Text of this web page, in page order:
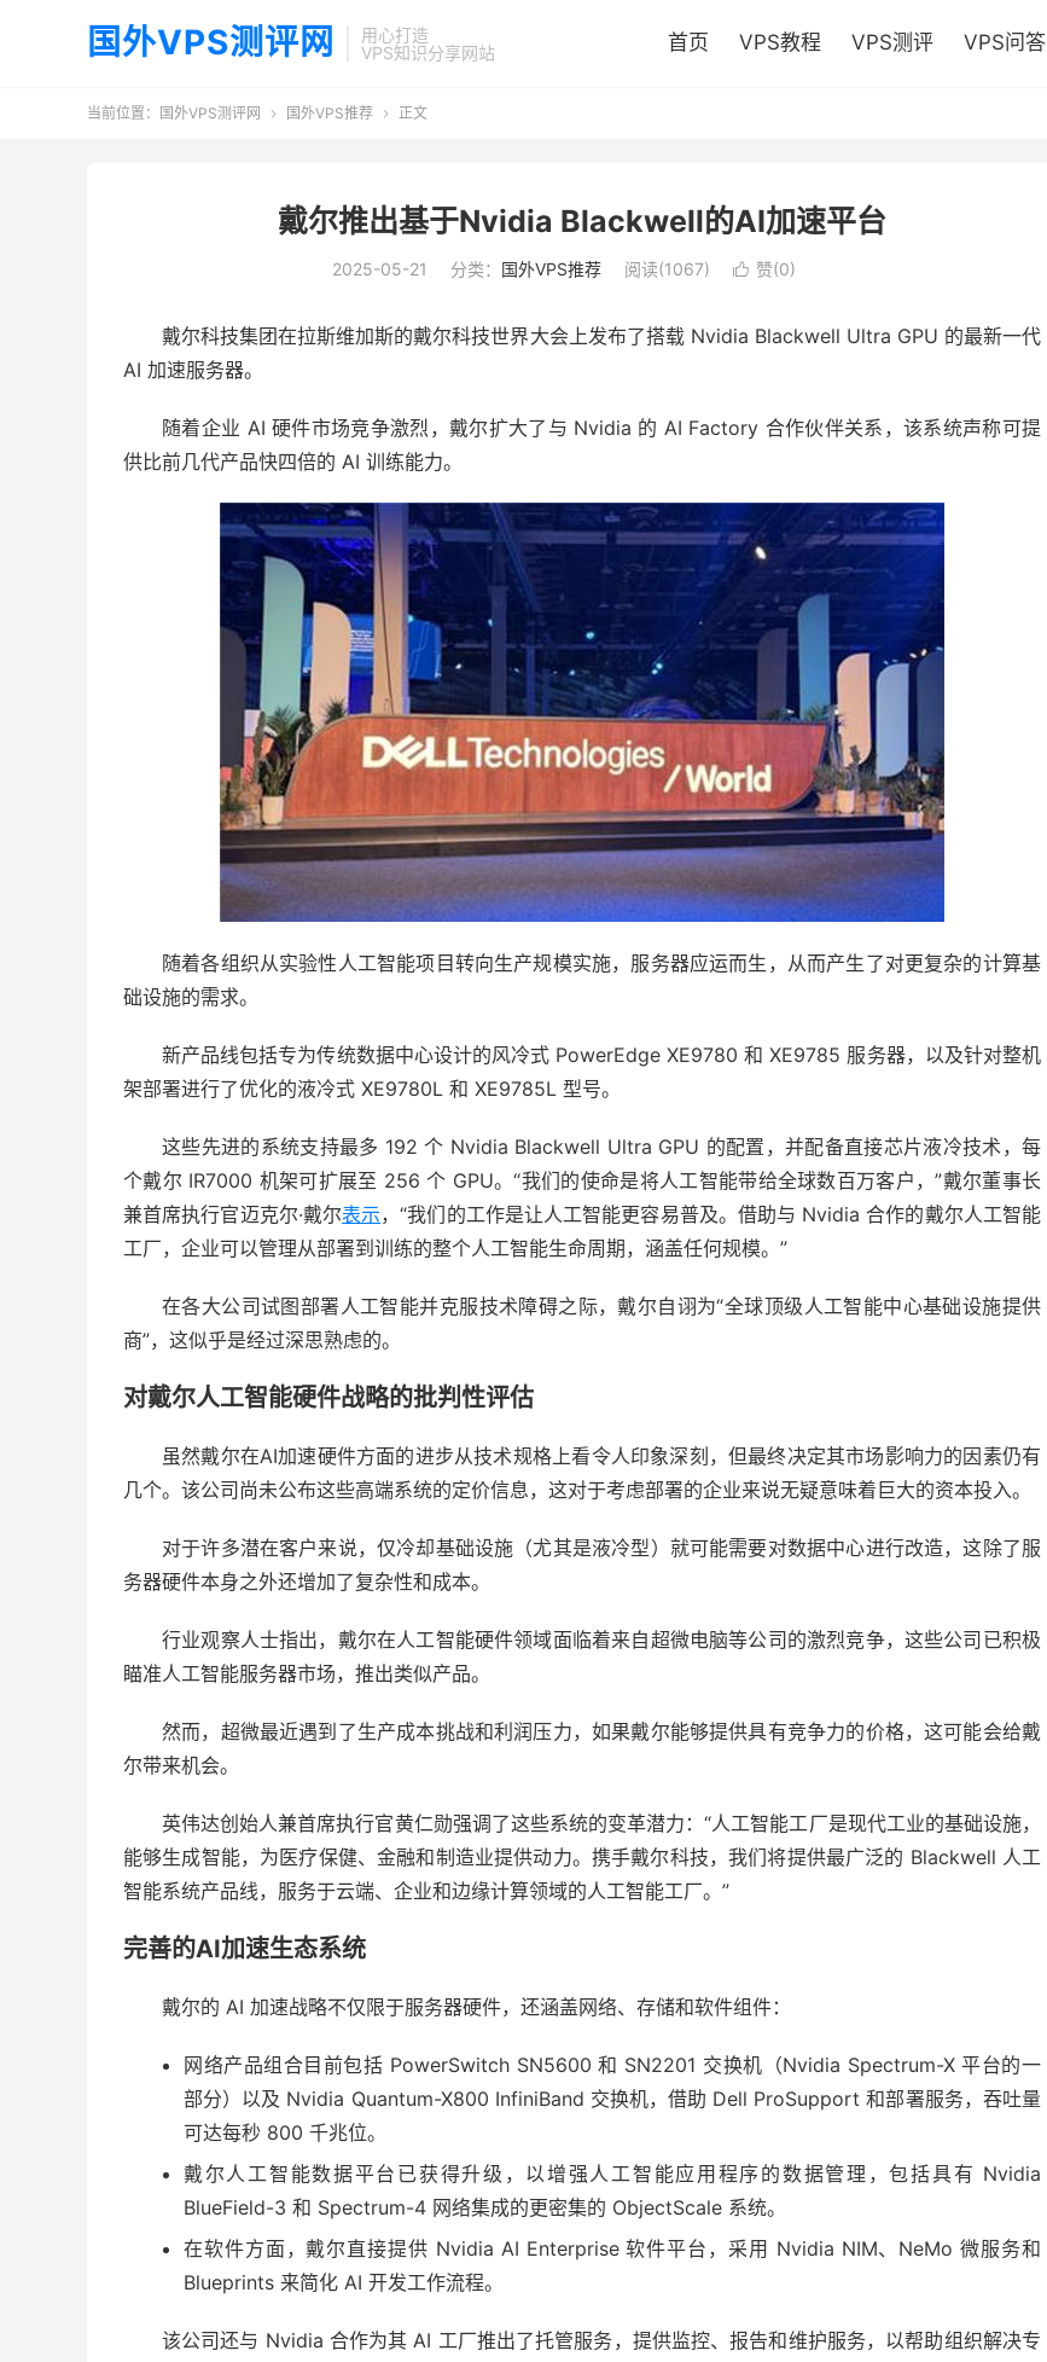
国外VPS测评网
用心打造
VPS知识分享网站
首页 VPS教程 VPS测评 VPS问答
当前位置： 国外VPS测评网  国外VPS推荐  正文
戴尔推出基于Nvidia Blackwell的AI加速平台
2025-05-21 分类： 国外VPS推荐 阅读(1067)  赞(0)
戴尔科技集团在拉斯维加斯的戴尔科技世界大会上发布了搭载 Nvidia Blackwell Ultra GPU 的最新一代
AI 加速服务器。
随着企业 AI 硬件市场竞争激烈， 戴尔扩大了与 Nvidia 的 AI Factory 合作伙伴关系，该系统声称可提
供比前几代产品快四倍的 AI 训练能力。
随着各组织从实验性人工智能项目转向生产规模实施，服务器应运而生，从而产生了对更复杂的计算基
础设施的需求。
新产品线包括专为传统数据中心设计的风冷式 PowerEdge XE9780 和 XE9785 服务器，以及针对整机
架部署进行了优化的液冷式 XE9780L 和 XE9785L 型号。
这些先进的系统支持最多 192 个 Nvidia Blackwell Ultra GPU 的配置，并配备直接芯片液冷技术，每
个戴尔 IR7000 机架可扩展至 256 个 GPU。“我们的使命是将人工智能带给全球数百万客户，”戴尔董事长
兼首席执行官迈克尔·戴尔表示，“我们的工作是让人工智能更容易普及。借助与 Nvidia 合作的戴尔人工智能
工厂，企业可以管理从部署到训练的整个人工智能生命周期，涵盖任何规模。”
在各大公司试图部署人工智能并克服技术障碍之际，戴尔自诩为“全球顶级人工智能中心基础设施提供
商”，这似乎是经过深思熟虑的。
对戴尔人工智能硬件战略的批判性评估
虽然戴尔在AI加速硬件方面的进步从技术规格上看令人印象深刻，但最终决定其市场影响力的因素仍有
几个。该公司尚未公布这些高端系统的定价信息，这对于考虑部署的企业来说无疑意味着巨大的资本投入。
对于许多潜在客户来说，仅冷却基础设施（尤其是液冷型）就可能需要对数据中心进行改造，这除了服
务器硬件本身之外还增加了复杂性和成本。
行业观察人士指出，戴尔在人工智能硬件领域面临着来自超微电脑等公司的激烈竞争，这些公司已积极
瞄准人工智能服务器市场，推出类似产品。
然而，超微最近遇到了生产成本挑战和利润压力，如果戴尔能够提供具有竞争力的价格，这可能会给戴
尔带来机会。
英伟达创始人兼首席执行官黄仁勋强调了这些系统的变革潜力：“人工智能工厂是现代工业的基础设施，
能够生成智能，为医疗保健、金融和制造业提供动力。携手戴尔科技，我们将提供最广泛的 Blackwell 人工
智能系统产品线，服务于云端、企业和边缘计算领域的人工智能工厂。”
完善的AI加速生态系统
戴尔的 AI 加速战略不仅限于服务器硬件，还涵盖网络、存储和软件组件：
网络产品组合目前包括 PowerSwitch SN5600 和 SN2201 交换机（Nvidia Spectrum-X 平台的一
部分）以及 Nvidia Quantum-X800 InfiniBand 交换机，借助 Dell ProSupport 和部署服务，吞吐量
可达每秒 800 千兆位。
戴尔人工智能数据平台已获得升级，以增强人工智能应用程序的数据管理，包括具有 Nvidia
BlueField-3 和 Spectrum-4 网络集成的更密集的 ObjectScale 系统。
在软件方面，戴尔直接提供 Nvidia AI Enterprise 软件平台，采用 Nvidia NIM、NeMo 微服务和
Blueprints 来简化 AI 开发工作流程。
该公司还与 Nvidia 合作为其 AI 工厂推出了托管服务，提供监控、报告和维护服务，以帮助组织解决专